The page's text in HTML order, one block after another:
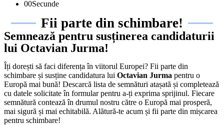
00Secunde
Fii parte din schimbare!
Semnează pentru susținerea candidaturii
lui Octavian Jurma!
Îți dorești să faci diferența în viitorul Europei? Fii parte din
schimbare și susține candidatura lui Octavian Jurma pentru o
Europă mai bună! Descarcă lista de semnături atașată și completează
cu datele solicitate în formular pentru a-ți exprima sprijinul. Fiecare
semnătură contează în drumul nostru către o Europă mai prosperă,
mai sigură și mai echitabilă. Alătură-te acum și fii parte din mișcarea
pentru schimbare!